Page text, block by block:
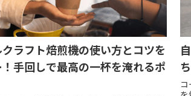
ラフト焙煎機の使い方とコツを
手回しで最高の一杯を淹れるポ